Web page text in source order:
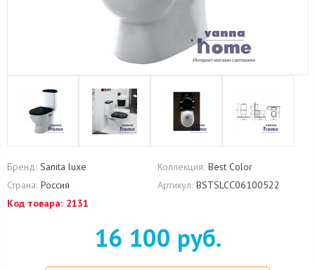
Бренд: Sanita luxe Коллекция: Best Color
Страна: Россия Артикул: BSTSLCC06100522
Код товара: 2131
16 100 руб.